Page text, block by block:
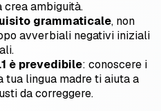
crea ambiguità.
grammaticale, non
avverbiali negativi iniziali
è prevedibile: conoscere i
tua lingua madre ti aiuta a
da correggere.